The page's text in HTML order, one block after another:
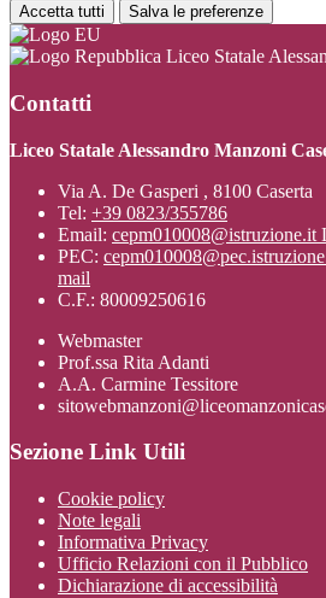
Accetta tutti Salva le preferenze
Liceo Statale
Contatti
Liceo Statale Alessandro Manzoni
Via A. De Gasperi , 8100 Caserta
Tel: +39 0823/355786
Email: cepm010008@istruzione.it
PEC:
mail
C.F.: 80009250616
Webmaster
Prof.ssa Rita Adanti
A.A. Carmine Tessitore
Sezione Link Utili
Cookie policy
Note legali
Informativa Privacy
Ufficio Relazioni con il Pubblico
Dichiarazione di accessibilità